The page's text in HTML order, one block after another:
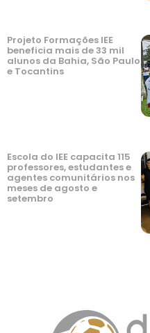
Projeto Formações IEE
beneficia mais de 33 mil
alunos da Bahia, São Paulo
e Tocantins
Escola do IEE capacita 115
professores, estudantes e
agentes comunitários nos
meses de agosto e
setembro